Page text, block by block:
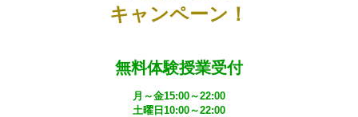
キャンペーン！
無料体験授業受付
月～金15:00～22:00
土曜日10:00～22:00